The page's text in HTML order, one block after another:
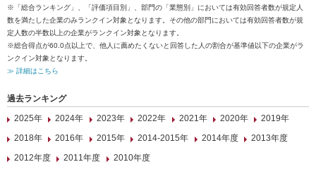
※「総合ランキング」、「評価項目別」、部門の「業態別」においては有効回答者数が規定人
数を満たした企業のみランクイン対象となります。その他の部門においては有効回答者数が規
定人数の半数以上の企業がランクイン対象となります。
※総合得点が60.0点以上で、他人に薦めたくないと回答した人の割合が基準値以下の企業がラ
ンクイン対象となります。
≫ 詳細はこちら
過去ランキング
2025年
2024年 2023年 2022年 2021年 2020年
2019年
2018年
2016年 2015年 2014-2015年 2014年度
2013年度
2012年度
2011年度 2010年度